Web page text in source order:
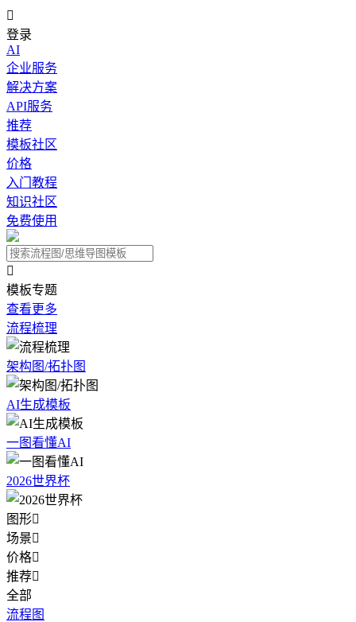

登录
AI
企业服务
解决方案
API服务
推荐
模板社区
价格
入门教程
知识社区
免费使用

模板专题
查看更多
流程梳理
架构图/拓扑图
AI生成模板
一图看懂AI
2026世界杯
图形
场景
价格
推荐
全部
流程图